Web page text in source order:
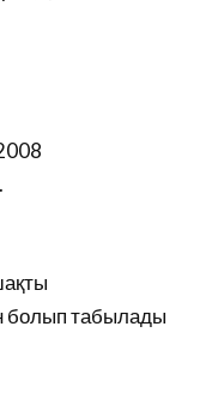
болып табылады